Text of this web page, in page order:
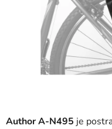
Author A-N495 je